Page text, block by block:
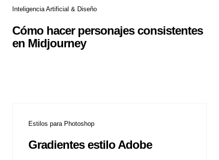
Inteligencia Artificial & Diseño
Cómo hacer personajes consistentes
en Midjourney
Estilos para Photoshop
Gradientes estilo Adobe